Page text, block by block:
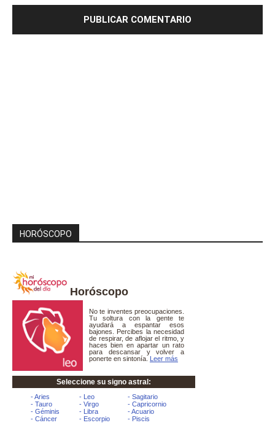
HORÓSCOPO
Horóscopo